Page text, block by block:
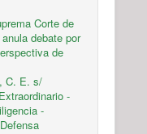
Corte de
debate por
de
C. E. s/
-
-